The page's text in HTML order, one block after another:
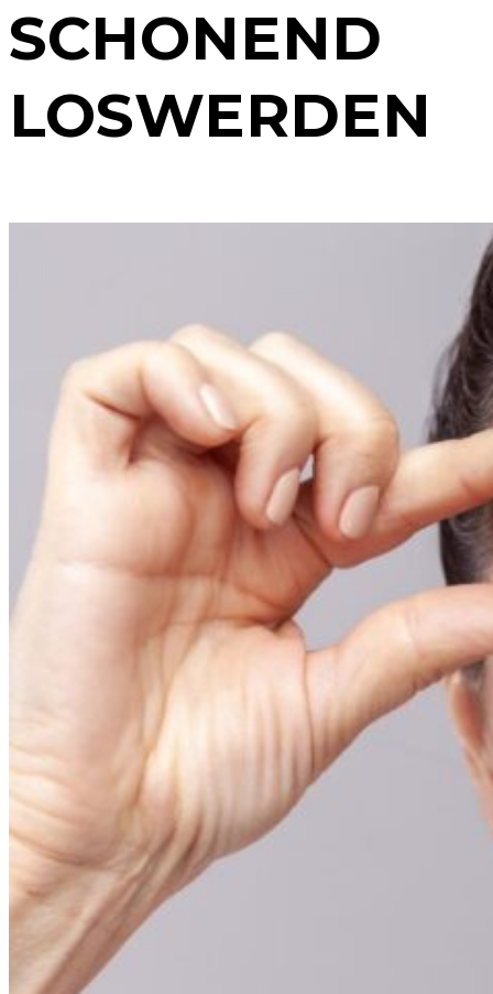
SCHONEND
LOSWERDEN